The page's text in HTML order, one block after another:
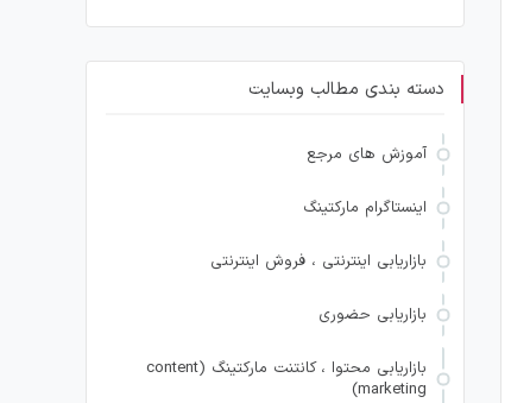
دسته بندی مطالب وبسایت
آموزش های مرجع
اینستاگرام مارکتینگ
بازاریابی اینترنتی ، فروش اینترنتی
بازاریابی حضوری
بازاریابی محتوا ، کانتنت مارکتینگ (content
marketing)